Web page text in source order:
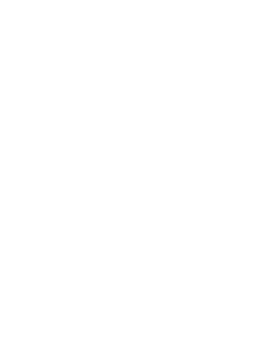
未婚妻离奇死亡的真相。
通的世家名媛小姐傅庭芸，被迫一起